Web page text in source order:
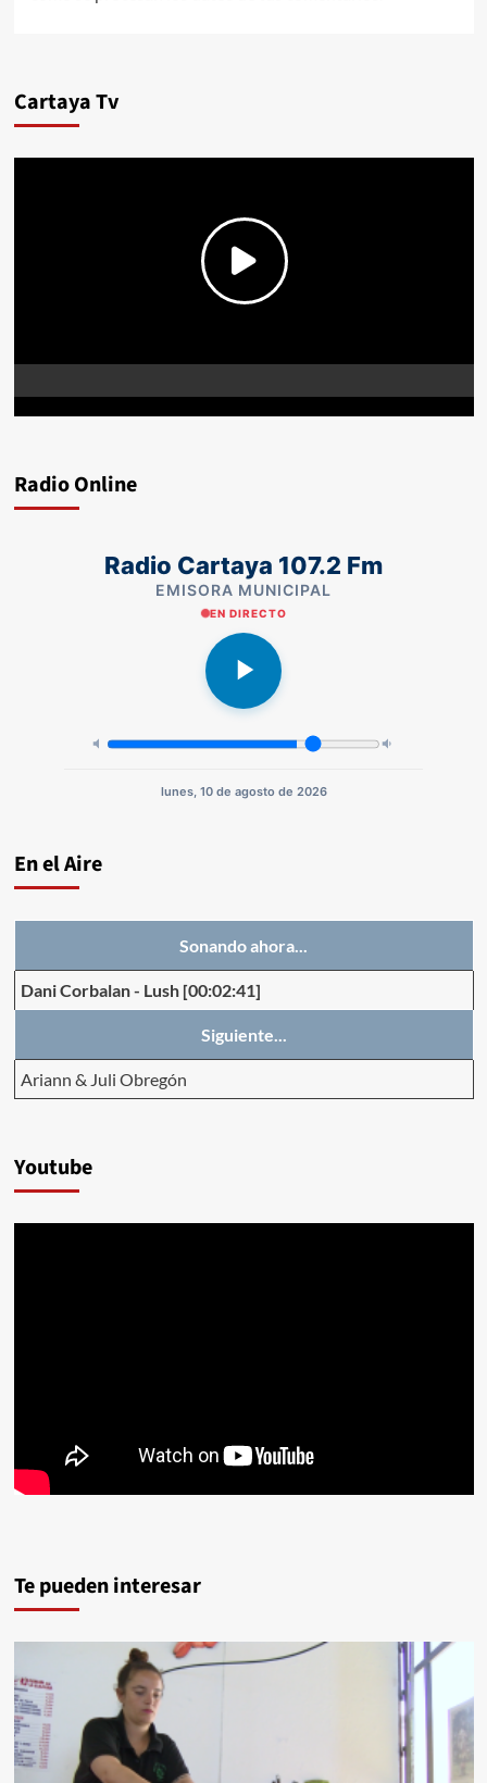
Cartaya Tv
Radio Online
Radio Cartaya 107.2 Fm
EMISORA MUNICIPAL
EN DIRECTO
lunes, 10 de agosto de 2026
En el Aire
Sonando ahora...
Dani Corbalan- Lush [00:02:41]
Siguiente...
Ariann & Juli Obregón
Youtube
Te pueden interesar